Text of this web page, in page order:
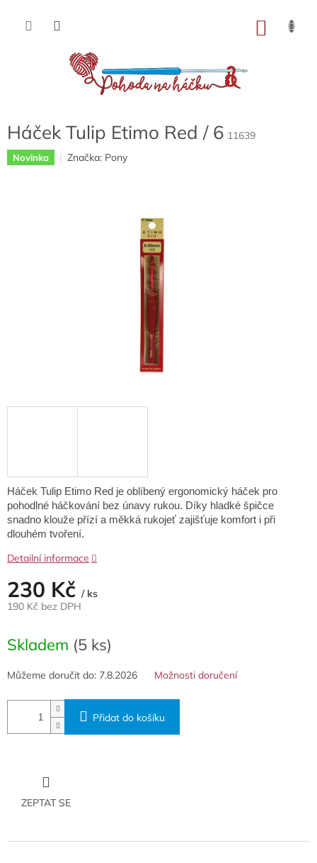
obsah
Háček Tulip Etimo Red / 6 11639
Novinka Značka: Pony
230 Kč / ks
190 Kč bez DPH
cena:
Skladem (5 ks)
Můžeme doručit do: 7.8.2026 Možnosti doručení
Přidat do košíku
Háček Tulip Etimo Red je oblíbený ergonomický háček pro
pohodlné háčkování bez únavy rukou. Díky hladké špičce
snadno klouže přízí a měkká rukojeť zajišťuje komfort i při
dlouhém tvoření.
Detailní informace
ZEPTAT SE